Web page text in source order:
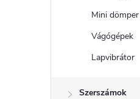
Mini
Vágógépek
Lapvibrátor
Szerszámok